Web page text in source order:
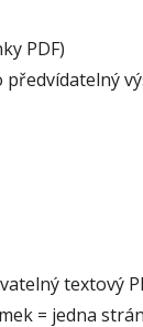
PDF)
textový
= jedna